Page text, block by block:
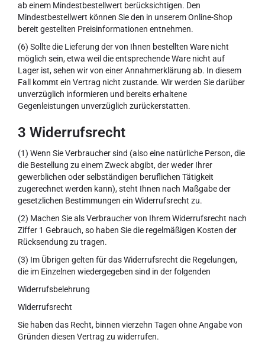
ab einem Mindestbestellwert berücksichtigen. Den
Mindestbestellwert können Sie den in unserem Online-Shop
bereit gestellten Preisinformationen entnehmen.
(6) Sollte die Lieferung der von Ihnen bestellten Ware nicht
möglich sein, etwa weil die entsprechende Ware nicht auf
Lager ist, sehen wir von einer Annahmerklärung ab. In diesem
Fall kommt ein Vertrag nicht zustande. Wir werden Sie darüber
unverzüglich informieren und bereits erhaltene
Gegenleistungen unverzüglich zurückerstatten.
3 Widerrufsrecht
(1) Wenn Sie Verbraucher sind (also eine natürliche Person, die
die Bestellung zu einem Zweck abgibt, der weder Ihrer
gewerblichen oder selbständigen beruflichen Tätigkeit
zugerechnet werden kann), steht Ihnen nach Maßgabe der
gesetzlichen Bestimmungen ein Widerrufsrecht zu.
(2) Machen Sie als Verbraucher von Ihrem Widerrufsrecht nach
Ziffer 1 Gebrauch, so haben Sie die regelmäßigen Kosten der
Rücksendung zu tragen.
(3) Im Übrigen gelten für das Widerrufsrecht die Regelungen,
die im Einzelnen wiedergegeben sind in der folgenden
Widerrufsbelehrung
Widerrufsrecht
Sie haben das Recht, binnen vierzehn Tagen ohne Angabe von
Gründen diesen Vertrag zu widerrufen.